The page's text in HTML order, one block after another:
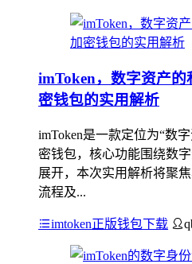
imToken，数字资产
密钱包的实用解析
imToken是一款定位为“数
密钱包，核心功能围绕数
展开，本次实用解析将聚
流程及...
imtoken正版钱包下载